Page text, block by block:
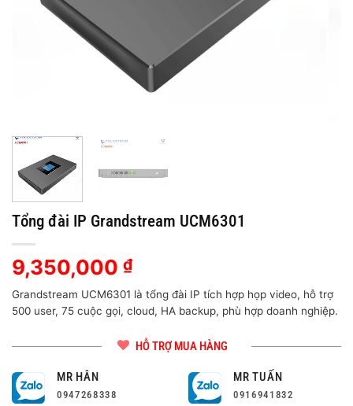
Tổng đài IP Grandstream UCM6301
9,350,000 ₫
Grandstream UCM6301 là tổng đài IP tích hợp họp video, hỗ trợ
500 user, 75 cuộc gọi, cloud, HA backup, phù hợp doanh nghiệp.
HỖ TRỢ MUA HÀNG
MR HÂN
0947268338
MR TUẤN
0916941832